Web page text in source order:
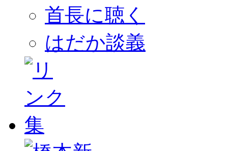
首長に聴く
はだか談義